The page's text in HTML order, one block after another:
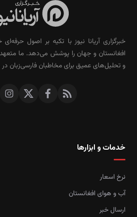
خبرگزاری آریانا نیوز با تکیه بر اصول حرفه‌ای
افغانستان و جهان را پوشش می‌دهد. ما متعهد
و تحلیل‌های عمیق برای مخاطبان فارسی‌زبان
خدمات و ابزارها
نرخ اسعار
آب و هوای افغانستان
ارسال خبر